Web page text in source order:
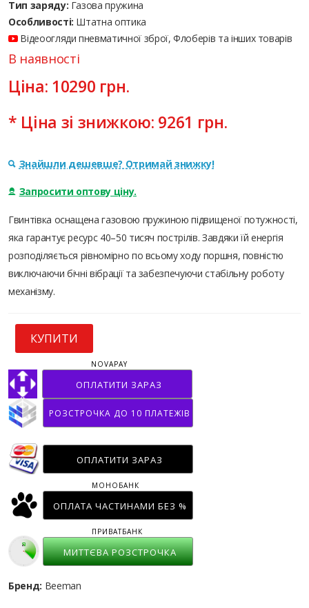
Тип заряду: Газова пружина
Особливості: Штатна оптика
Відеоогляди пневматичної зброї, Флоберів та інших товарів
В наявності
Ціна: 10290 грн.
* Ціна зі знижкою: 9261 грн.
Знайшли дешевше? Отримай знижку!
Запросити оптову ціну.
Гвинтівка оснащена газовою пружиною підвищеної потужності,
яка гарантує ресурс 40–50 тисяч пострілів. Завдяки їй енергія
розподіляється рівномірно по всьому ходу поршня, повністю
виключаючи бічні вібрації та забезпечуючи стабільну роботу
механізму.
КУПИТИ
ОПЛАТИТИ ЗАРАЗ
NOVAPAY
РОЗСТРОЧКА ДО 10 ПЛАТЕЖІВ
ОПЛАТИТИ ЗАРАЗ
ОПЛАТА ЧАСТИНАМИ БЕЗ %
МОНОБАНК
МИТТЄВА РОЗСТРОЧКА
ПРИВАТБАНК
Бренд: Beeman